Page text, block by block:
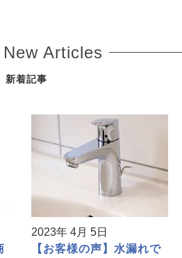
Articles
新着記事
2023年 4月 5日
【お客様の声】水漏れで